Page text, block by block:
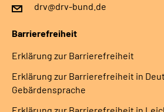
drv@drv-bund.de
Barrierefreiheit
Erklärung zur Barrierefreiheit
Erklärung zur Barrierefreiheit in
Gebärdensprache